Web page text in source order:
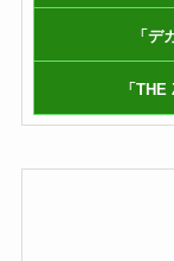
「デ
「